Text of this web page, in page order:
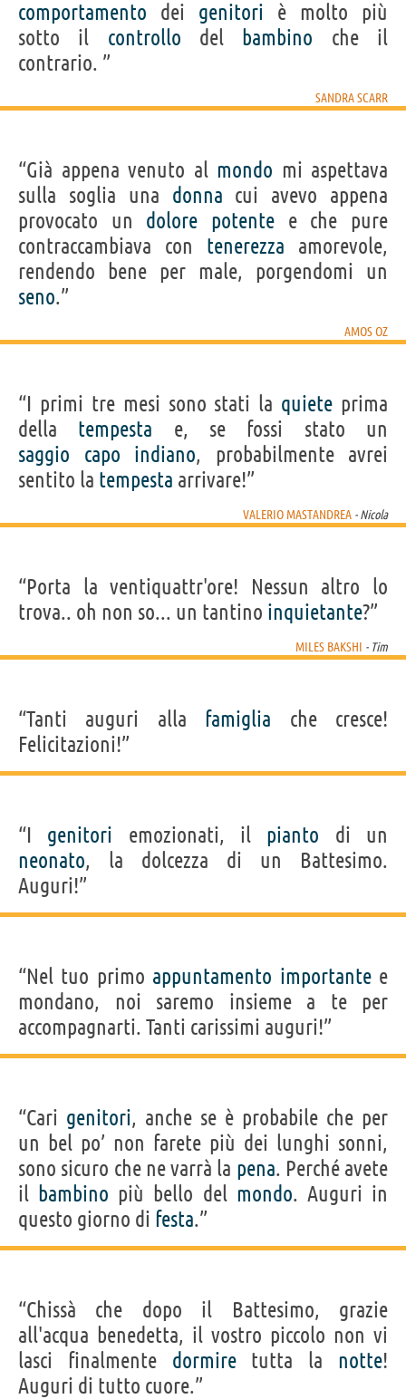
comportamento dei genitori è molto più
sotto il controllo del bambino che il
contrario. ”
SANDRA SCARR
“Già appena venuto al mondo mi aspettava
sulla soglia una donna cui avevo appena
provocato un dolore potente e che pure
contraccambiava con tenerezza amorevole,
rendendo bene per male, porgendomi un
seno.”
AMOS OZ
“I primi tre mesi sono stati la quiete prima
della tempesta e, se fossi stato un
saggio
capo indiano, probabilmente avrei
sentito la tempesta arrivare!”
VALERIO MASTANDREA - Nicola
“Porta la ventiquattr'ore! Nessun altro lo
trova.. oh non so... un tantino inquietante?”
MILES BAKSHI - Tim
“Tanti auguri alla famiglia che cresce!
Felicitazioni!”
“I genitori emozionati, il pianto di un
neonato, la dolcezza di un Battesimo.
Auguri!”
“Nel tuo primo appuntamento importantee
mondano, noi saremo insieme a te per
accompagnarti. Tanti carissimi auguri!”
“Cari genitori, anche se è probabile che per
un bel po’ non farete più dei lunghi sonni,
sono sicuro che ne varrà la pena. Perché avete
il bambino più bello del mondo. Auguri in
questo giorno di festa.”
“Chissà che dopo il Battesimo, grazie
all'acqua benedetta, il vostro piccolo non vi
lasci finalmente dormiretutta la notte!
Auguri di tutto cuore.”